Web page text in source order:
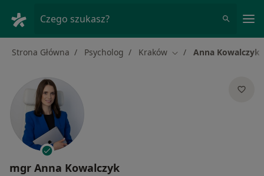
Czego szukasz?
Strona Główna Psycholog Kraków Zmień miasto
Anna Kowalczyk
mgr Anna Kowalczyk